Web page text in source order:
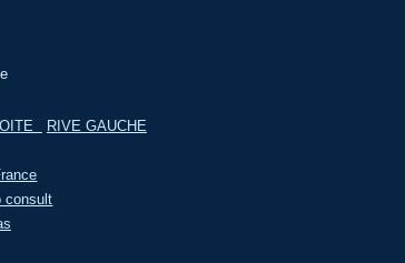
RIVE GAUCHE
consult